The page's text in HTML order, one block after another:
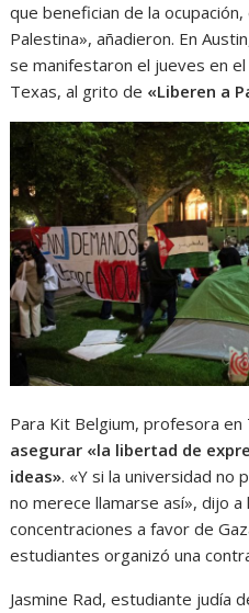
que benefician de la
Palestina», añadieron. En
se manifestaron el jueves en
Texas, al grito de «Liberen a
Para Kit Belgium, profesora en
asegurar «la libertad de
ideas». «Y si la universidad
no merece llamarse así», dijo
concentraciones a favor de
estudiantes organizó una
Jasmine Rad, estudiante judía